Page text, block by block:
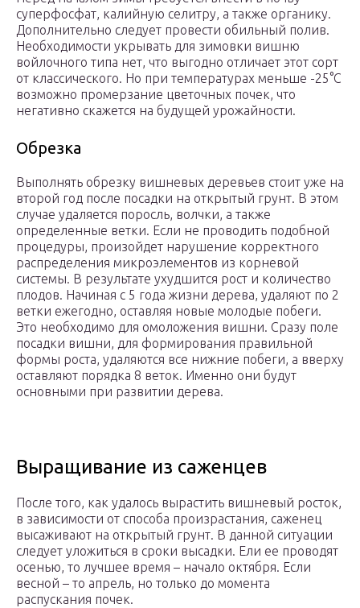
суперфосфат, калийную селитру, а также органику.
Дополнительно следует провести обильный полив.
Необходимости укрывать для зимовки вишню
войлочного типа нет, что выгодно отличает этот сорт
от классического. Но при температурах меньше -25°С
возможно промерзание цветочных почек, что
негативно скажется на будущей урожайности.
Обрезка
Выполнять обрезку вишневых деревьев стоит уже на
второй год после посадки на открытый грунт. В этом
случае удаляется поросль, волчки, а также
определенные ветки. Если не проводить подобной
процедуры, произойдет нарушение корректного
распределения микроэлементов из корневой
системы. В результате ухудшится рост и количество
плодов. Начиная с 5 года жизни дерева, удаляют по 2
ветки ежегодно, оставляя новые молодые побеги.
Это необходимо для омоложения вишни. Сразу поле
посадки вишни, для формирования правильной
формы роста, удаляются все нижние побеги, а вверху
оставляют порядка 8 веток. Именно они будут
основными при развитии дерева.
Выращивание из саженцев
После того, как удалось вырастить вишневый росток,
в зависимости от способа произрастания, саженец
высаживают на открытый грунт. В данной ситуации
следует уложиться в сроки высадки. Ели ее проводят
осенью, то лучшее время – начало октября. Если
весной – то апрель, но только до момента
распускания почек.